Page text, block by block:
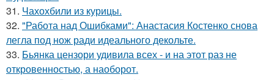
31. Чахохбили из курицы.
32. "Работа над Ошибками": Анастасия Костенко снова
легла под нож ради идеального декольте.
33. Бьянка цензори удивила всех - и на этот раз не
откровенностью, а наоборот.